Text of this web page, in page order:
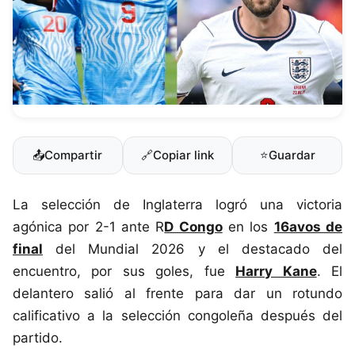
📤Compartir 🔗Copiar link ⭐Guardar
La selección de Inglaterra logró una victoria
agónica por 2-1 ante RD Congoen los 16avos de
final del Mundial 2026 y el destacado del
encuentro, por sus goles, fue Harry Kane. El
delantero salió al frente para dar un rotundo
calificativo a la selección congoleña después del
partido.